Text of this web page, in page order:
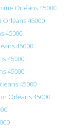
Orléans 45000
Orléans 45000
45000
45000
45000
45000
45000
Orléans 45000